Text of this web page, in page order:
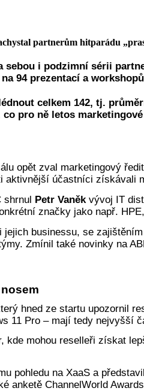
partnerům hitparádu
sebou i podzimní sérii
94 prezentací a
celkem 142, tj.
co pro ně letos
opět zval marketingový
aktivnější účastníci získávali
shrnul Petr Vaněkvývoj IT
značky jako např.
businessu, se
Zmínil také novinky na
hned ze startu upozornil
11 Pro – mají tedy nejvyšší
kde mohou reselleři získat
pohledu na XaaS a
anketě ChannelWorld